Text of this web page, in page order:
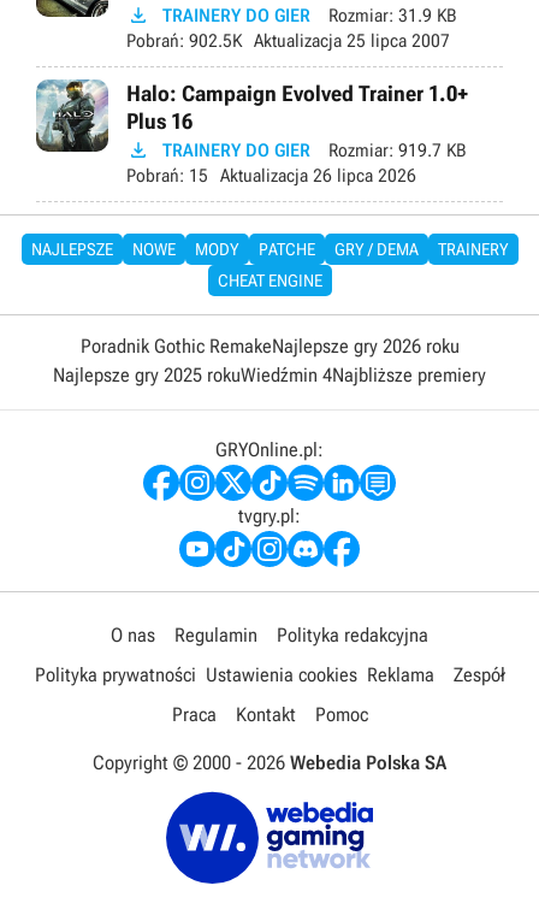
 TRAINERY DO GIER Rozmiar: 31.9 KB
Pobrań: 902.5K Aktualizacja 25 lipca 2007
Halo: Campaign Evolved Trainer 1.0+
Plus 16
 TRAINERY DO GIER Rozmiar: 919.7 KB
Pobrań: 15 Aktualizacja 26 lipca 2026
NAJLEPSZE NOWE MODY PATCHE GRY / DEMA
TRAINERY
CHEAT ENGINE
Poradnik Gothic RemakeNajlepsze gry 2026 roku
Najlepsze gry 2025 rokuWiedźmin 4Najbliższe premiery
GRYOnline.pl:
tvgry.pl:
O nas Regulamin
Polityka redakcyjna
Polityka prywatności Ustawienia cookies Reklama
Zespół
Praca
Kontakt Pomoc
Copyright © 2000 - 2026 Webedia Polska SA